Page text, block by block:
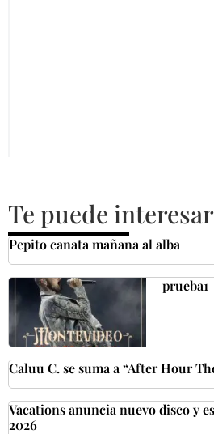
Te puede interesar
Pepito canata mañana al alba
prueba1
Caluu C. se suma a “After Hour
Vacations anuncia nuevo disco y
2026